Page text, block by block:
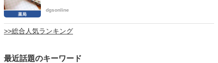
dgsonline
>>総合人気ランキング
最近話題のキーワード